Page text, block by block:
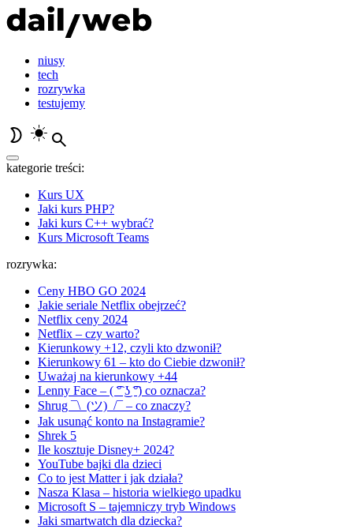
niusy
tech
rozrywka
testujemy
kategorie treści:
Kurs UX
Jaki kurs PHP?
Jaki kurs C++ wybrać?
Kurs Microsoft Teams
rozrywka:
Ceny HBO GO 2024
Jakie seriale Netflix obejrzeć?
Netflix ceny 2024
Netflix – czy warto?
Kierunkowy +12, czyli kto dzwonił?
Kierunkowy 61 – kto do Ciebie dzwonił?
Uważaj na kierunkowy +44
Lenny Face – ( ͡° ͜ʖ ͡°) co oznacza?
Shrug ¯\_(ツ)_/¯ – co znaczy?
Jak usunąć konto na Instagramie?
Shrek 5
Ile kosztuje Disney+ 2024?
YouTube bajki dla dzieci
Co to jest Matter i jak działa?
Nasza Klasa – historia wielkiego upadku
Microsoft S – tajemniczy tryb Windows
Jaki smartwatch dla dziecka?